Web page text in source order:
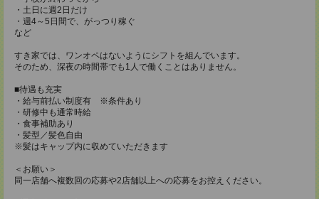
・土日に週2日だけ
・週4～5日間で、がっつり稼ぐ
など
すき家では、ワンオペはないようにシフトを組んでいます。
そのため、深夜の時間帯でも1人で働くことはありません。
■待遇も充実
・給与前払い制度有 ※条件あり
・研修中も通常時給
・食事補助あり
・髪型／髪色自由
※髪はキャップ内に収めていただきます
＜お願い＞
同一店舗へ複数回の応募や2店舗以上への応募をお控えください。